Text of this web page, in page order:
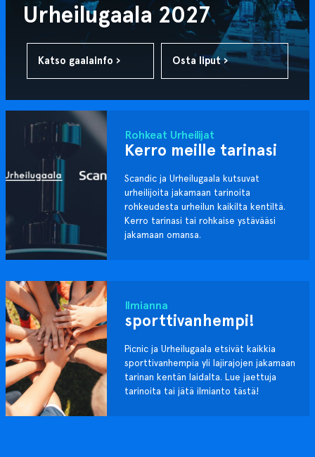
Urheilugaala 2027
Katso gaalainfo › Osta liput ›
Rohkeat Urheilijat
Kerro meille tarinasi
Scandic ja Urheilugaala kutsuvat
urheilijoita jakamaan tarinoita
rohkeudesta urheilun kaikilta kentiltä.
Kerro tarinasi tai rohkaise ystävääsi
jakamaan omansa.
Ilmianna
sporttivanhempi!
Picnic ja Urheilugaala etsivät kaikkia
sporttivanhempia yli lajirajojen jakamaan
tarinan kentän laidalta. Lue jaettuja
tarinoita tai jätä ilmianto tästä!